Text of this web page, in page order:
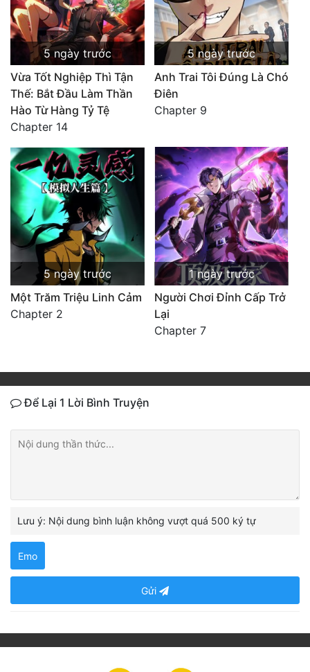
5 ngày trước
Vừa Tốt Nghiệp Thì Tận
Thế: Bắt Đầu Làm Thần
Hào Từ Hàng Tỷ Tệ
Chapter 14
5 ngày trước
Anh Trai Tôi Đúng Là Chó
Điên
Chapter 9
5 ngày trước
Một Trăm Triệu Linh Cảm
Chapter 2
1 ngày trước
Người Chơi Đỉnh Cấp Trở
Lại
Chapter 7
Để Lại 1 Lời Bình Truyện
Lưu ý: Nội dung bình luận không vượt quá 500 ký tự
Emo
Gửi